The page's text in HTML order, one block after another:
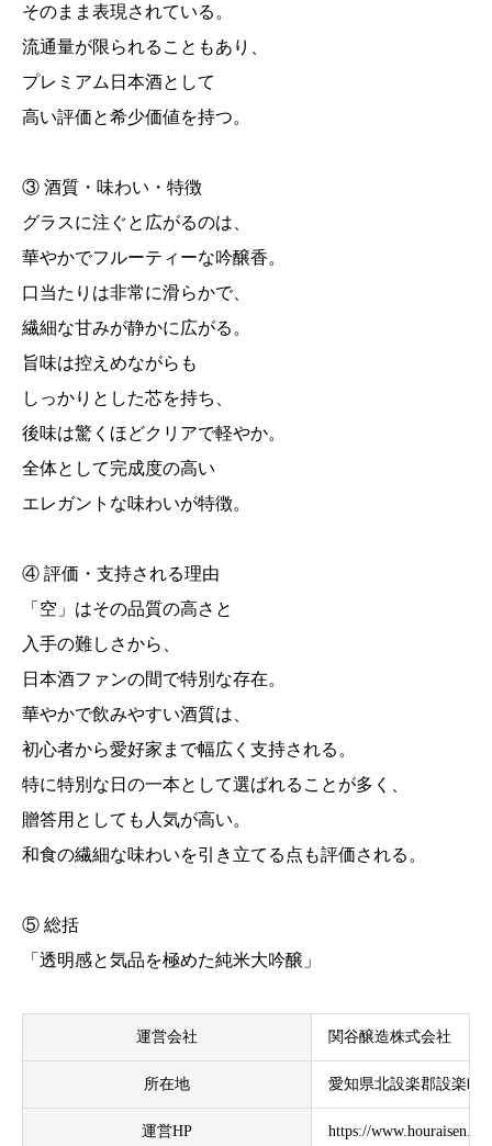
そのまま表現されている。
流通量が限られることもあり、
プレミアム日本酒として
高い評価と希少価値を持つ。
③ 酒質・味わい・特徴
グラスに注ぐと広がるのは、
華やかでフルーティーな吟醸香。
口当たりは非常に滑らかで、
繊細な甘みが静かに広がる。
旨味は控えめながらも
しっかりとした芯を持ち、
後味は驚くほどクリアで軽やか。
全体として完成度の高い
エレガントな味わいが特徴。
④ 評価・支持される理由
「空」はその品質の高さと
入手の難しさから、
日本酒ファンの間で特別な存在。
華やかで飲みやすい酒質は、
初心者から愛好家まで幅広く支持される。
特に特別な日の一本として選ばれることが多く、
贈答用としても人気が高い。
和食の繊細な味わいを引き立てる点も評価される。
⑤ 総括
「透明感と気品を極めた純米大吟醸」
運営会社 関谷醸造株式会社
所在地 愛知県北設楽郡設楽町
運営HP https://